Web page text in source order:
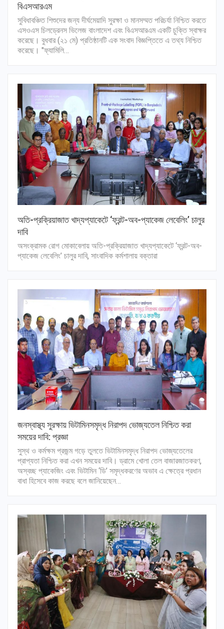
বিএসআরএম
সুবিধাবঞ্চিত শিশুদের জন্য দীর্ঘমেয়াদি সুরক্ষা ও মানসম্মত পরিচর্যা নিশ্চিত করতে
এসওএস চিলড্রেনস ভিলেজ বাংলাদেশ এবং বিএসআরএম একটি চুক্তি স্বাক্ষর
করেছে। বুধবার (২১ মে) প্রতিষ্ঠানটি এক সংবাদ বিজ্ঞপ্তিতে এ তথ্য নিশ্চিত
করেছে। "ফ্যামিলি…
অতি-প্রক্রিয়াজাত খাদ্যপ্যাকেটে ‘ফ্রন্ট-অব-প্যাকেজ লেবেলিং’ চালুর
দাবি
অসংক্রামক রোগ মোকাবেলায় অতি-প্রক্রিয়াজাত খাদ্যপ্যাকেটে ‘ফ্রন্ট-অব-
প্যাকেজ লেবেলিং’ চালুর দাবি, সাংবাদিক কর্মশালায় বক্তারা
জনস্বাস্থ্য সুরক্ষায় ভিটামিনসমৃদ্ধ নিরাপদ ভোজ্যতেল নিশ্চিত করা
সময়ের দাবি: প্রজ্ঞা
সুস্থ ও কর্মক্ষম প্রজন্ম গড়ে তুলতে ভিটামিনসমৃদ্ধ নিরাপদ ভোজ্যতেলের
প্রাপ্যতা নিশ্চিত করা এখন সময়ের দাবি। ড্রামে খোলা তেল বাজারজাতকরণ,
অস্বচ্ছ প্যাকেজিং এবং ভিটামিন ‘ডি’ সমৃদ্ধকরণের অভাব এ ক্ষেত্রে প্রধান
বাধা হিসেবে কাজ করছে বলে জানিয়েছেন…